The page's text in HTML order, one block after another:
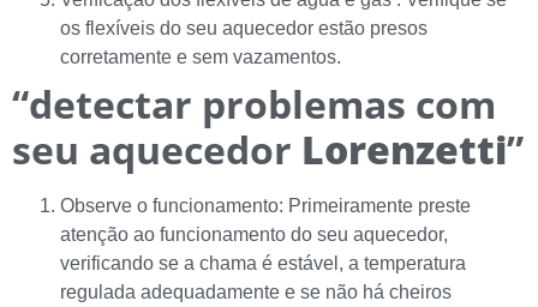
os flexíveis do seu aquecedor estão presos
corretamente e sem vazamentos.
“detectar problemas com
seu aquecedor Lorenzetti”
Observe o funcionamento: Primeiramente preste
atenção ao funcionamento do seu aquecedor,
verificando se a chama é estável, a temperatura
regulada adequadamente e se não há cheiros